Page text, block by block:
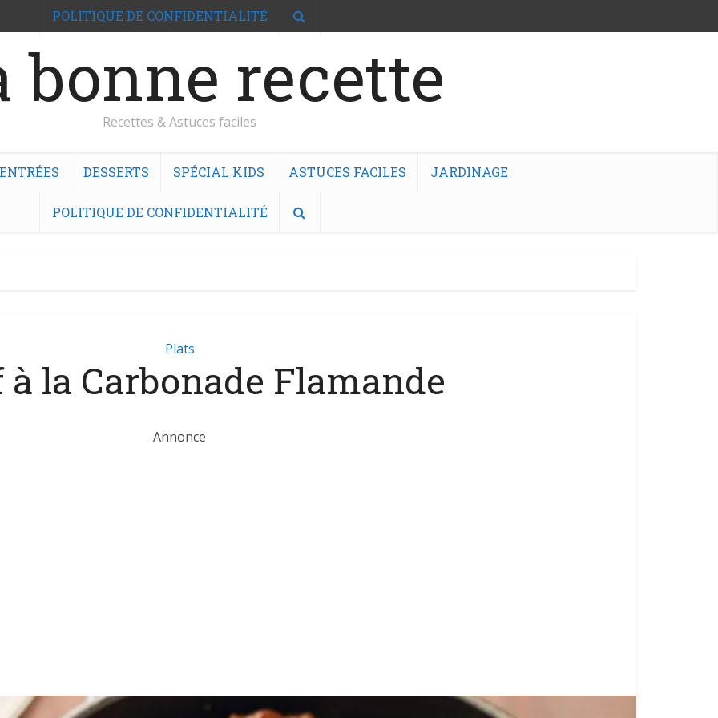
bonne recette
Recettes & Astuces faciles
DESSERTS SPÉCIAL KIDS ASTUCES FACILES JARDINAGE
POLITIQUE DE CONFIDENTIALITÉ
POLITIQUE DE CONFIDENTIALITÉ
Plats
la Carbonade Flamande
Annonce